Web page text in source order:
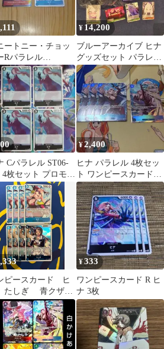
ートニー・チョッ
Rパラレル
ヒナ
¥ 14,200
ブルーアーカイブ ヒナ
グッズセット パラレル
カード有 ブルアカ ぬい
ぐるみ
Cパラレル ST06-
4枚セット プロモー
ンカードセット
¥2,400
ヒナ パラレル 4枚セッ
ト ワンピースカード
OP12-051 EB03-025
ピースカード ヒ
しぎ 青クザン
キ 4枚セット
¥333
ワンピースカード R ヒ
ナ 3枚